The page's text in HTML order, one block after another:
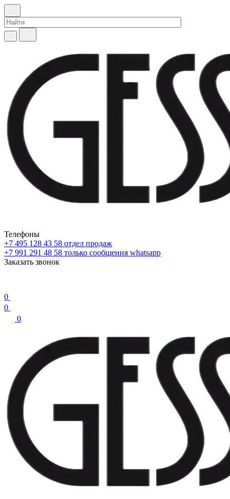
Телефоны
+7 495 128 43 58 отдел продаж
+7 991 291 48 58 только сообщения whatsapp
Заказать звонок
0
0
0